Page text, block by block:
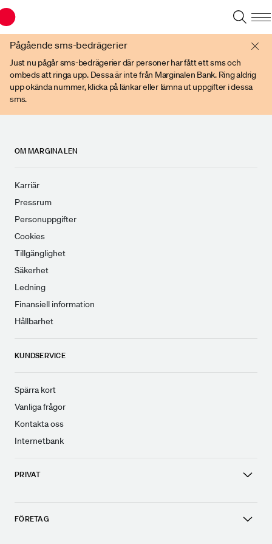
Pågående sms-bedrägerier
Just nu pågår sms-bedrägerier där personer har fått ett sms och
ombeds att ringa upp. Dessa är inte från Marginalen Bank. Ring aldrig
upp okända nummer, klicka på länkar eller lämna ut uppgifter i dessa
sms.
OM MARGINALEN
Karriär
Pressrum
Personuppgifter
Cookies
Tillgänglighet
Säkerhet
Ledning
Finansiell information
Hållbarhet
KUNDSERVICE
Spärra kort
Vanliga frågor
Kontakta oss
Internetbank
PRIVAT
FÖRETAG
Du har en gammal webbläsare. Vänligen använd senare versioner av t ex